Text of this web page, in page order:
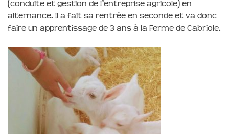
(conduite et gestion de l’entreprise agricole) en
alternance. Il a fait sa rentrée en seconde et va donc
faire un apprentissage de 3 ans à la Ferme de Cabriole.